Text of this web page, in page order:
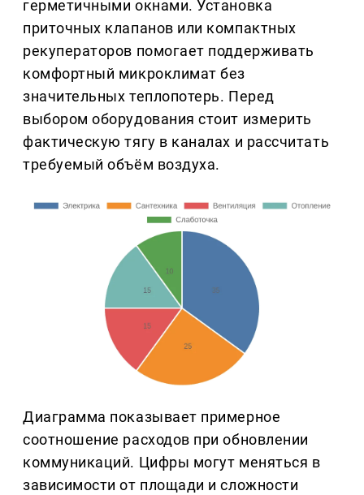
герметичными окнами. Установка
приточных клапанов или компактных
рекуператоров помогает поддерживать
комфортный микроклимат без
значительных теплопотерь. Перед
выбором оборудования стоит измерить
фактическую тягу в каналах и рассчитать
требуемый объём воздуха.
Диаграмма показывает примерное
соотношение расходов при обновлении
коммуникаций. Цифры могут меняться в
зависимости от площади и сложности